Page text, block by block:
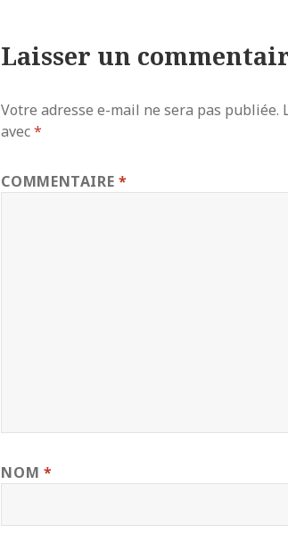
Laisser un
Votre adresse e-mail ne sera pas publiée.
avec*
COMMENTAIRE*
NOM *